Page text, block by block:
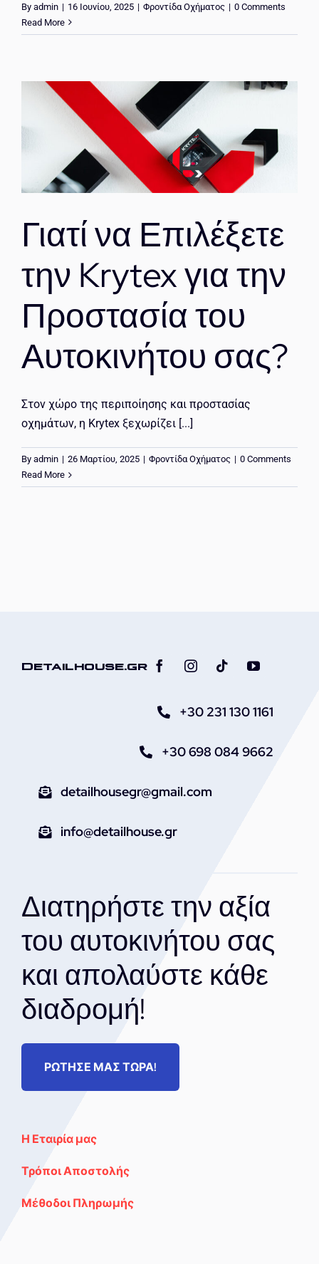
By admin | 16 Ιουνίου, 2025 | Φροντίδα Οχήματος | 0 Comments
Read More
Γιατί να Επιλέξετε
την Krytex για την
Προστασία του
Αυτοκινήτου σας?
Στον χώρο της περιποίησης και προστασίας
οχημάτων, η Krytex ξεχωρίζει [...]
By admin | 26 Μαρτίου, 2025 | Φροντίδα Οχήματος | 0 Comments
Read More
Detailhouse.gr
+30 231 130 1161
+30 698 084 9662
detailhousegr@gmail.com
info@detailhouse.gr
Διατηρήστε την αξία
του αυτοκινήτου σας
και απολαύστε κάθε
διαδρομή!
ΡΩΤΗΣΕ ΜΑΣ ΤΩΡΑ!
Η Εταιρία μας
Τρόποι Αποστολής
Μέθοδοι Πληρωμής